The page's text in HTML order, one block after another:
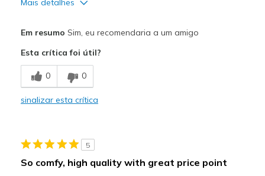
Mais detalhes
Breathe Well
Comfortable
Casual Wear
Em resumo Sim, eu recomendaria a um amigo
Esta crítica foi útil?
0 0
sinalizar esta crítica
5
So comfy, high quality with great price point